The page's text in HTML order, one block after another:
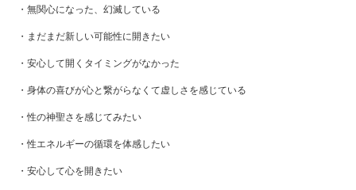
・無関心になった、幻滅している
・まだまだ新しい可能性に開きたい
・安心して開くタイミングがなかった
・身体の喜びが心と繋がらなくて虚しさを感じている
・性の神聖さを感じてみたい
・性エネルギーの循環を体感したい
・安心して心を開きたい